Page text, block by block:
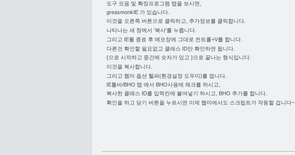
도구 모음 및 확장프로그램 탭을 보시면,
greasmonkIE 가 있습니다.
이것을 오른쪽 버튼으로 클릭하고, 추가정보를 클릭합니다.
나타나는 새 창에서 '복사'를 누릅니다.
그리고 IE를 종료 후 메모장에 그대로 컨트롤+V를 합니다.
다른건 확인할 필요없고 클래스 ID만 확인하면 됩니다.
{으로 시작하고 중간에 숫자가 있고 }으로 끝나는 형식입니다.
이것을 복사합니다.
그리고 웹마 옵션 헬퍼(환경설정 도우미)를 엽니다.
IE툴바/BHO 탭 에서 BHO사용에 체크를 하시고,
복사한 클래스 ID를 입력칸에 붙여넣기 하시고, BHO 추가를 합니다.
확인을 하고 닫기 버튼을 누르시면 이제 웹마에서도 스크립트가 작동할 겁니다~